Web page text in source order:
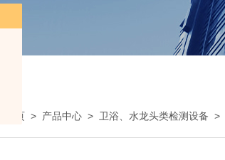
首页 > 产品中心 > 卫浴、水龙头类检测设备 >